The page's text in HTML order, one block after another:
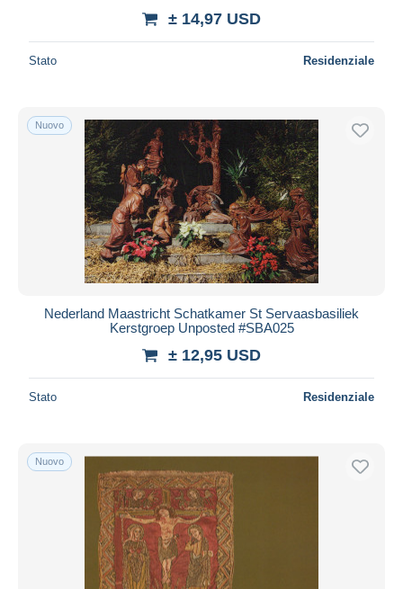
± 14,97 USD
Stato Residenziale
Nuovo
Nederland Maastricht Schatkamer St Servaasbasiliek
Kerstgroep Unposted #SBA025
± 12,95 USD
Stato Residenziale
Nuovo